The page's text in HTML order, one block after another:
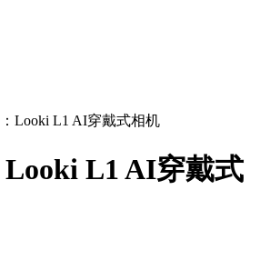
Looki L1 AI穿戴式相机
L1 AI穿戴式